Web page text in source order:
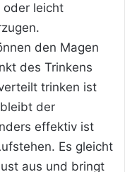
oder leicht
den Magen
des Trinkens
trinken ist
der
effektiv ist
Es gleicht
aus und bringt